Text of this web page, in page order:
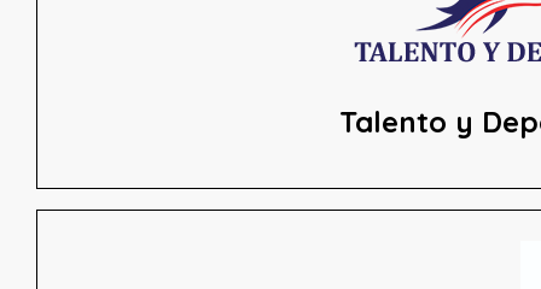
Talento y